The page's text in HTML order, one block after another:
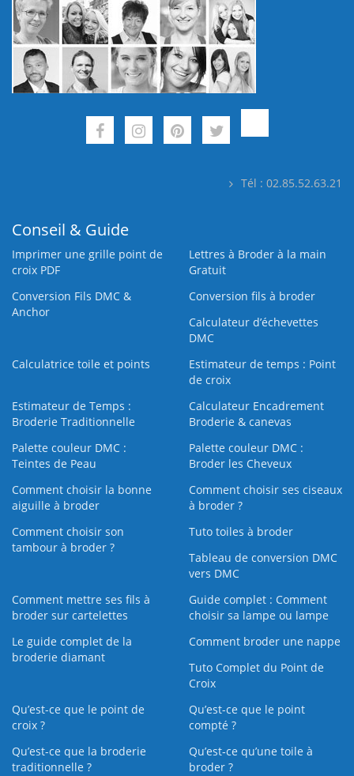
Tél : 02.85.52.63.21
Conseil & Guide
Imprimer une grille point de
croix PDF
Lettres à Broder à la main
Gratuit
Conversion Fils DMC &
Anchor
Conversion fils à broder
Calculateur d’échevettes
DMC
Calculatrice toile et points
Estimateur de temps : Point
de croix
Estimateur de Temps :
Broderie Traditionnelle
Calculateur Encadrement
Broderie & canevas
Palette couleur DMC :
Teintes de Peau
Palette couleur DMC :
Broder les Cheveux
Comment choisir la bonne
aiguille à broder
Comment choisir ses ciseaux
à broder ?
Comment choisir son
tambour à broder ?
Tuto toiles à broder
Tableau de conversion DMC
vers DMC
Comment mettre ses fils à
broder sur cartelettes
Guide complet : Comment
choisir sa lampe ou lampe
Le guide complet de la
broderie diamant
Comment broder une nappe
Tuto Complet du Point de
Croix
Qu’est-ce que le point de
croix ?
Qu’est-ce que le point
compté ?
Qu’est-ce que la broderie
traditionnelle ?
Qu’est‑ce qu’une toile à
broder ?